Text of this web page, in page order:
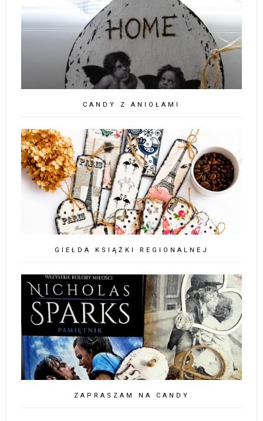
CANDY Z ANIOŁAMI
GIEŁDA KSIĄŻKI REGIONALNEJ
ZAPRASZAM NA CANDY